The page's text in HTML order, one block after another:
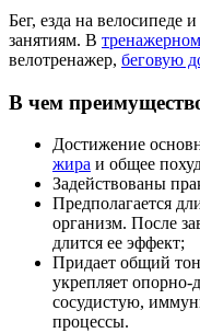
Бег, езда на велосипеде
занятиям. В
велотренажер, беговую
В чем
Достижение
жира и общее
Задействованы
Предполагается
организм. После
длится ее эффект;
Придает общий
укрепляет опорно-
сосудистую,
процессы.